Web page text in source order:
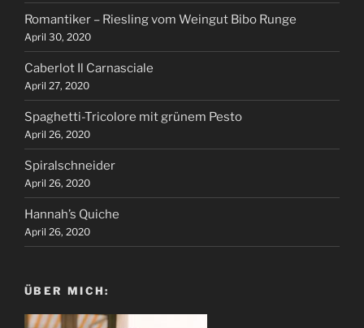
Romantiker – Riesling vom Weingut Bibo Runge
April 30, 2020
Caberlot Il Carnasciale
April 27, 2020
Spaghetti-Tricolore mit grünem Pesto
April 26, 2020
Spiralschneider
April 26, 2020
Hannah’s Quiche
April 26, 2020
ÜBER MICH: